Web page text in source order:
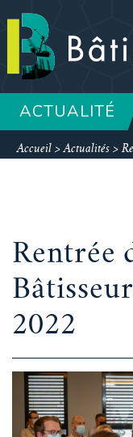
ACTUALITÉ
Accueil >Actualités >
Rentrée
2022